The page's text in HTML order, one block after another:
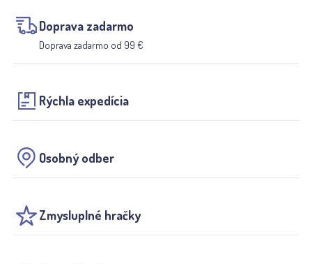
Doprava zadarmo
Doprava zadarmo od 99 €
Rýchla expedícia
Osobný odber
Zmysluplné hračky